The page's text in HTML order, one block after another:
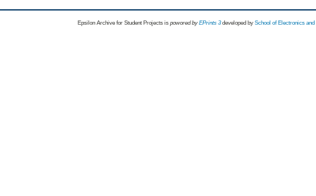
Epsilon Archive for Student Projects is powored byEPrints 3 developed by School of Electronics